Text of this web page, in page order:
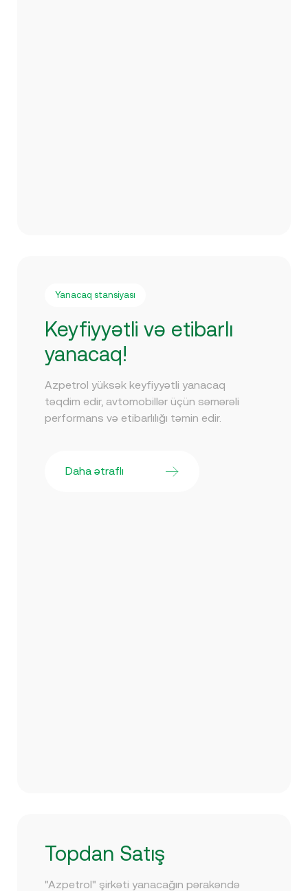
Yanacaq stansiyası
Keyfiyyətli və etibarlı
yanacaq!
Azpetrol yüksək keyfiyyətli yanacaq
təqdim edir, avtomobillər üçün səmərəli
performans və etibarlılığı təmin edir.
Daha ətraflı
Topdan Satış
"Azpetrol" şirkəti yanacağın pərakəndə